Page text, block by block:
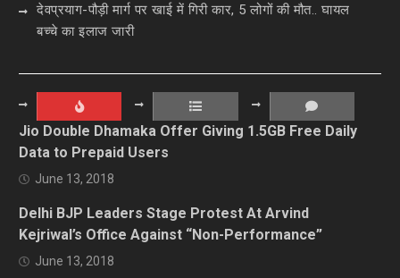
देवप्रयाग-पौड़ी मार्ग पर खाई में गिरी कार, 5 लोगों की मौत.. घायल
बच्चे का इलाज जारी
Jio Double Dhamaka Offer Giving 1.5GB Free Daily
Data to Prepaid Users
June 13, 2018
Delhi BJP Leaders Stage Protest At Arvind
Kejriwal’s Office Against “Non-Performance”
June 13, 2018